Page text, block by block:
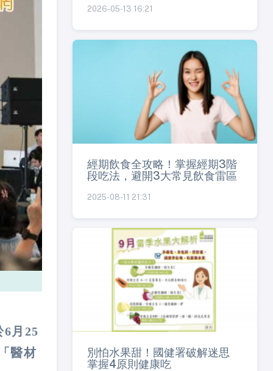
月25
醫材
2026-05-13 16:21
經期飲食全攻略！掌握經期3階
段吃法，避開3大常見飲食雷區
2025-08-11 21:31
別怕水果甜！國健署破解迷思
掌握4原則健康吃